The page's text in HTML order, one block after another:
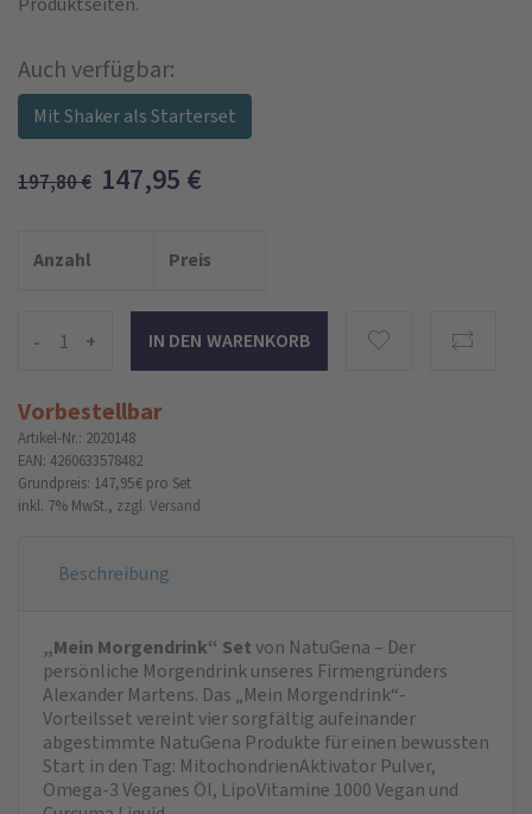
Auch verfügbar:
Mit Shaker als Starterset
197,80€ 147,95 €
Anzahl Preis
- +
Vorbestellbar
Artikel-Nr.: 2020148
EAN: 4260633578482
Grundpreis: 147,95 € pro Set
inkl. 7% MwSt., zzgl. Versand
Beschreibung
„Mein Morgendrink“ Setvon NatuGena – Der
persönliche Morgendrink unseres Firmengründers
Alexander Martens. Das „Mein Morgendrink“-
Vorteilsset vereint vier sorgfältig aufeinander
abgestimmte NatuGena Produkte für einen bewussten
Start in den Tag: MitochondrienAktivator Pulver,
Omega-3 Veganes Öl, LipoVitamine 1000 Vegan und